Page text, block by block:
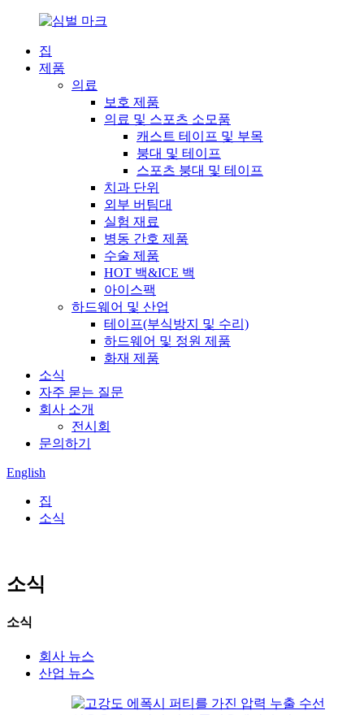
집
제품
의료
보호 제품
의료 및 스포츠 소모품
캐스트 테이프 및 부목
붕대 및 테이프
스포츠 붕대 및 테이프
치과 단위
외부 버팀대
실험 재료
병동 간호 제품
수술 제품
HOT 백&ICE 백
아이스팩
하드웨어 및 산업
테이프(부식방지 및 수리)
하드웨어 및 정원 제품
화재 제품
소식
자주 묻는 질문
회사 소개
전시회
문의하기
English
집
소식
소식
소식
회사 뉴스
산업 뉴스